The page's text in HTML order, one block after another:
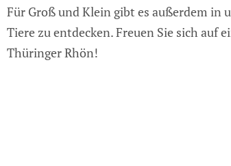
Für Groß und Klein gibt es außerdem in
Tiere zu entdecken. Freuen Sie sich auf
Thüringer Rhön!